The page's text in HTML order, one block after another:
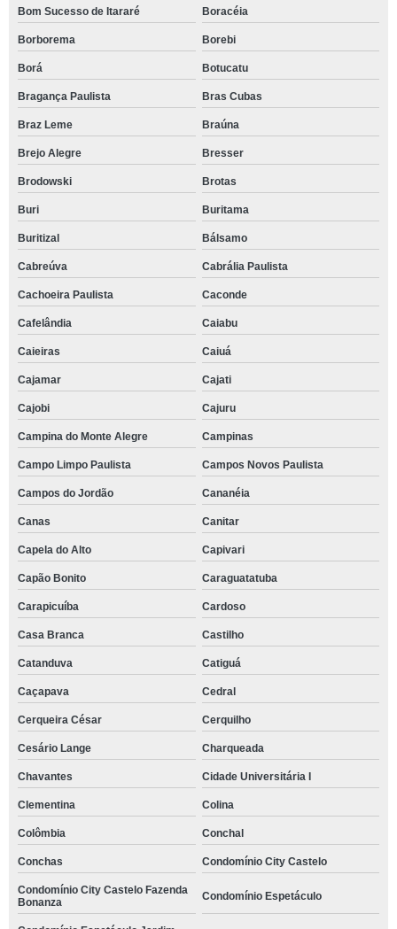
Bom Sucesso de Itararé Boracéia
Borborema Borebi
Borá Botucatu
Bragança Paulista Bras Cubas
Braz Leme Braúna
Brejo Alegre Bresser
Brodowski Brotas
Buri Buritama
Buritizal Bálsamo
Cabreúva Cabrália Paulista
Cachoeira Paulista Caconde
Cafelândia Caiabu
Caieiras Caiuá
Cajamar Cajati
Cajobi Cajuru
Campina do Monte Alegre Campinas
Campo Limpo Paulista Campos Novos Paulista
Campos do Jordão Cananéia
Canas Canitar
Capela do Alto Capivari
Capão Bonito Caraguatatuba
Carapicuíba Cardoso
Casa Branca Castilho
Catanduva Catiguá
Caçapava Cedral
Cerqueira César Cerquilho
Cesário Lange Charqueada
Chavantes Cidade Universitária I
Clementina Colina
Colômbia Conchal
Conchas Condomínio City Castelo
Condomínio City Castelo Fazenda
Bonanza
Condomínio Espetáculo